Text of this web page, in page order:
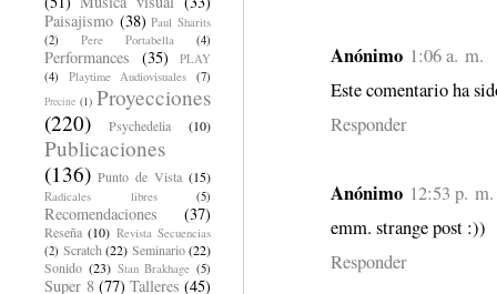
Anónimo 1:06 a. m.
Este comentario ha
Responder
Anónimo 12:53 p. m.
emm. strange post :))
Responder
Paisajismo (38) Paul Sharits
(2)
Pere Portabella (4)
Performances (35)
PLAY
(4)
Playtime Audiovisuales (7)
Precine (1) Proyecciones
(220)
Psychedelia (10)
Publicaciones
(136) Punto de Vista (15)
Radicales libres (5)
Recomendaciones (37)
Reseña (10) Revista Secuencias
(2) Scratch (22) Seminario (22)
Sonido (23) Stan Brakhage (5)
Super 8 (77) Talleres (45)